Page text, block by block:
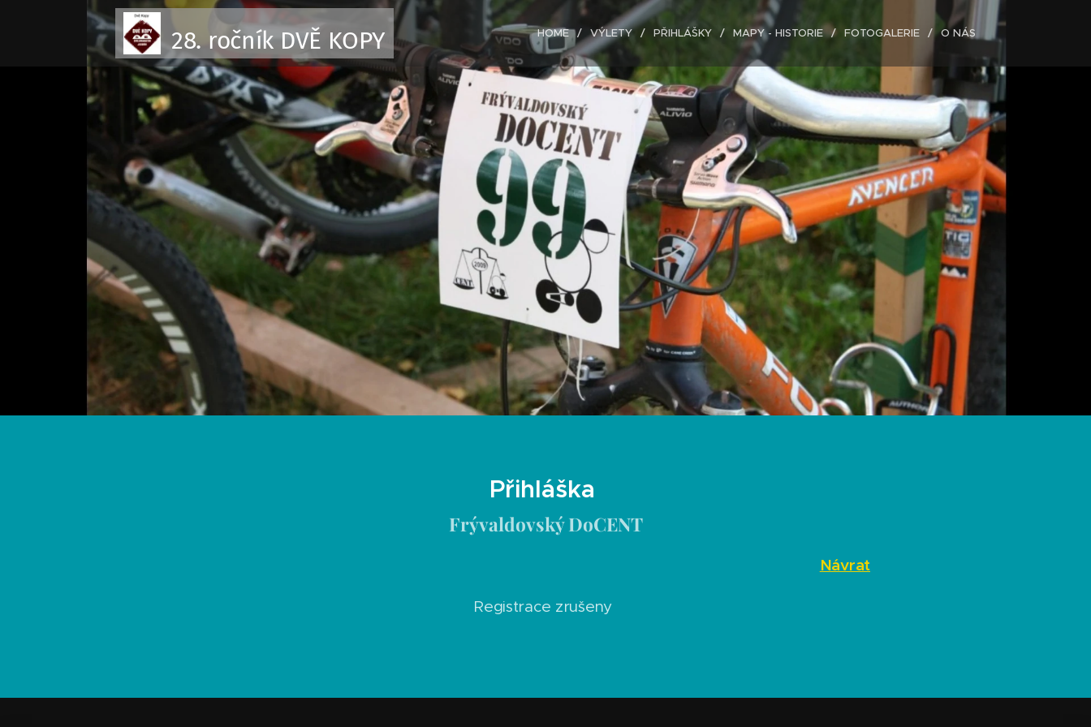
28. ročník DVĚ KOPY HOME VÝLETY PŘIHLÁŠKY MAPY - HISTORIE FOTOGALERIE O NÁS
Přihláška
Frývaldovský DoCENT
Návrat
Registrace zrušeny